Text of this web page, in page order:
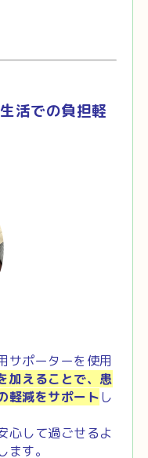
活での負担軽
サポーターを使用
加えることで、患
軽減をサポートし
心して過ごせるよ
す。